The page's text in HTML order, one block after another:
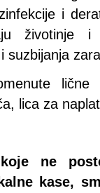
i
životinje i
suzbijanja
lične
lica za
ne
kase,